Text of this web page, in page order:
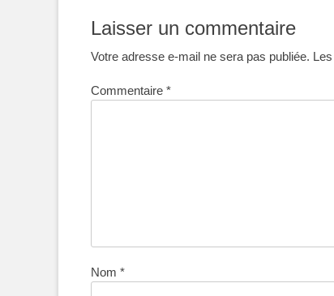
Laisser un commentaire
Votre adresse e-mail ne sera pas publiée.
Commentaire *
Nom *